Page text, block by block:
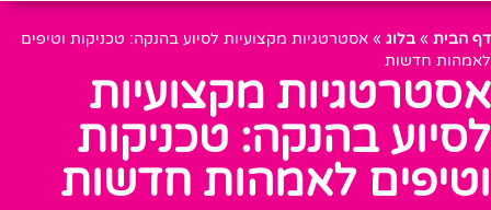
דף הבית » בלוג » אסטרטגיות מקצועיות לסיוע בהנקה: טכניקות וטיפים
לאמהות חדשות
אסטרטגיות מקצועיות
לסיוע בהנקה: טכניקות
וטיפים לאמהות חדשות